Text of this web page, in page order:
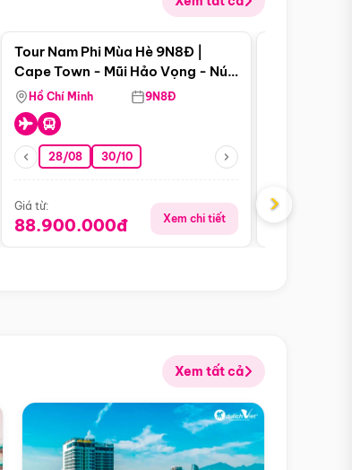
Điểm nổi bật
Tour Nam Phi Mùa Hè 9N8Đ |
Cape Town - Mũi Hảo Vọng - Núi
Bàn - Johannesburg - Pretoria -
Safari - Lodge
Hồ Chí Minh 9N8Đ
28/08 30/10
Giá từ:
88.900.000đ Xem chi tiết
Giá từ:
›
Xem tất cả